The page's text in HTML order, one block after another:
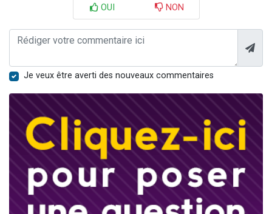
OUI NON
Je veux être averti des nouveaux commentaires